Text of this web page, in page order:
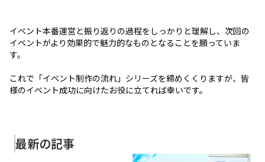
イベント本番運営と振り返りの過程をしっかりと理解し、次回の
イベントがより効果的で魅力的なものとなることを願っていま
す。
これで「イベント制作の流れ」シリーズを締めくくりますが、皆
様のイベント成功に向けたお役に立てれば幸いです。
最新の記事